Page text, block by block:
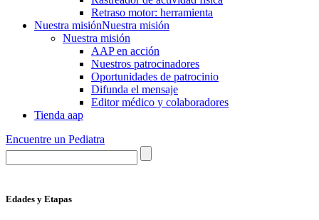
Retraso motor: herramienta
Nuestra misiónNuestra misión
Nuestra misión
AAP en acción
Nuestros patrocinadores
Oportunidades de patrocinio
Difunda el mensaje
Editor médico y colaboradores
Tienda aap
Encuentre un Pediatra
Edades y Etapas